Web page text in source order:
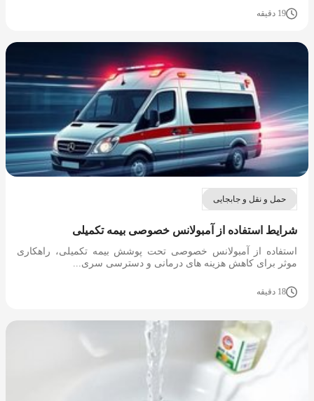
19 دقیقه
حمل و نقل و جابجایی
شرایط استفاده از آمبولانس خصوصی بیمه تکمیلی
استفاده از آمبولانس خصوصی تحت پوشش بیمه تکمیلی، راهکاری
موثر برای کاهش هزینه های درمانی و دسترسی سری...
18 دقیقه